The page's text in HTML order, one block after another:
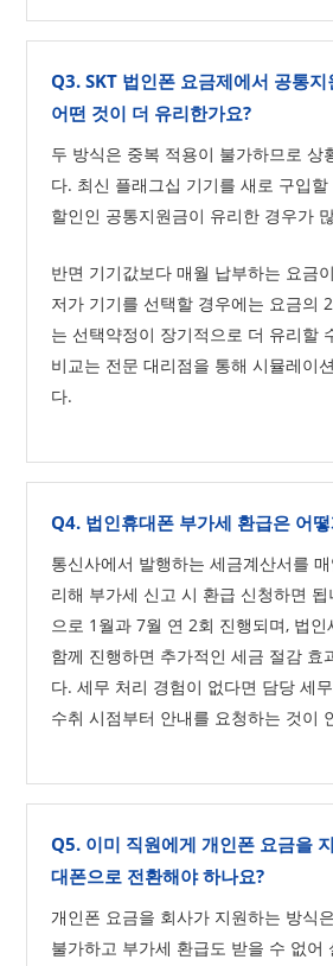
Q3. SKT 법인폰 요금제에서 공통
어떤 것이 더 유리한가요?
두 방식은 중복 적용이 불가하므로 상
다. 최신 플래그십 기기를 새로 구입
할인인 공통지원금이 유리한 경우가
반면 기기값보다 매월 납부하는 요금
저가 기기를 선택할 경우에는 요금의
는 선택약정이 장기적으로 더 유리할
비교는 전문 대리점을 통해 시뮬레이
다.
Q4. 법인휴대폰 부가세 환급은 어
통신사에서 발행하는 세금계산서를
리해 부가세 신고 시 환급 신청하면
으로 1월과 7월 연 2회 진행되며, 법
함께 진행하면 추가적인 세금 절감 효
다. 세무 처리 경험이 없다면 담당 세
수취 시점부터 안내를 요청하는 것이
Q5. 이미 직원에게 개인폰 요금을
대폰으로 전환해야 하나요?
개인폰 요금을 회사가 지원하는 방식
불가하고 부가세 환급도 받을 수 없어